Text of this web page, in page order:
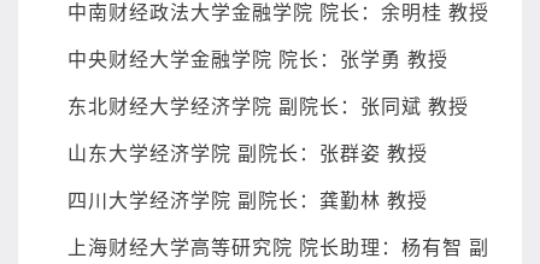
中南财经政法大学金融学院 院长：余明桂 教授
中央财经大学金融学院 院长：张学勇 教授
东北财经大学经济学院 副院长：张同斌 教授
山东大学经济学院 副院长：张群姿 教授
四川大学经济学院 副院长：龚勤林 教授
上海财经大学高等研究院 院长助理：杨有智 副